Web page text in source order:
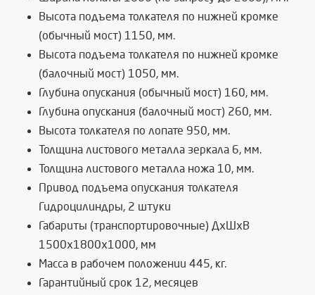
Высота подъема толкателя по нижней кромке
(обычный мост) 1150, мм.
Высота подъема толкателя по нижней кромке
(балочный мост) 1050, мм.
Глубина опускания (обычный мост) 160, мм.
Глубина опускания (балочный мост) 260, мм.
Высота толкателя по лопате 950, мм.
Толщина листового металла зеркала 6, мм.
Толщина листового металла ножа 10, мм.
Привод подъема опускания толкателя
Гидроцилиндры, 2 штуки
Габариты (транспортировочные) ДхШхВ
1500х1800х1000, мм
Масса в рабочем положении 445, кг.
Гарантийный срок 12, месяцев